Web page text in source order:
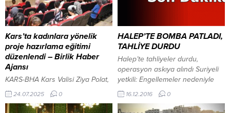
Kars’ta kadınlara yönelik
proje hazırlama eğitimi
düzenlendi – Birlik Haber
Ajansı
KARS-BHA Kars Valisi Ziya Polat,
Halk Eğitim Merkezi’ndeki
kursiyerlerle buluştu İçeriği
Görüntüle Tarım ve Kırsal
24.07.2025 0
HALEP’TE BOMBA PATLADI,
TAHLİYE DURDU
Halep’te tahliyeler durdu,
operasyon askıya alındı Suriyeli
yetkili: Engellemeler nedeniyle
Halep’te tahliye operasyonu
askıya alındı.
16.12.2016 0